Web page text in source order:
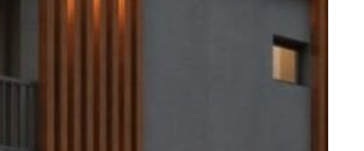
Ve Tamamlanma Süresi 7 Ay Olarak
30.09.2024 Tarihinde Bitmesi Bekleniyor.
alışveriş merkezlerine 2 Dakika Yürüme
Projemiz Her Detayın Düşünüldüğü